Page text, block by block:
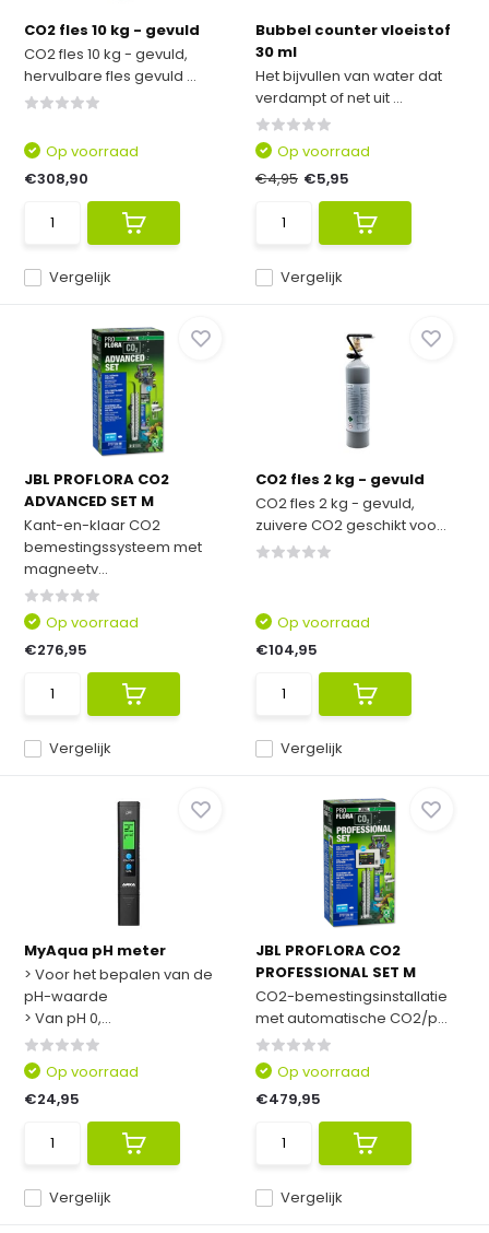
CO2 fles 10 kg - gevuld
CO2 fles 10 kg - gevuld,
hervulbare fles gevuld ...
Vergelijk
Op voorraad
€308,90
Bubbel counter vloeistof
30 ml
Het bijvullen van water dat
verdampt of net uit ...
Vergelijk
Op voorraad
€4,95 €5,95
JBL PROFLORA CO2
ADVANCED SET M
Kant-en-klaar CO2
bemestingssysteem met
magneetv...
Vergelijk
Op voorraad
€276,95
CO2 fles 2 kg - gevuld
CO2 fles 2 kg - gevuld,
zuivere CO2 geschikt voo...
Vergelijk
Op voorraad
€104,95
MyAqua pH meter
> Voor het bepalen van de
pH-waarde
> Van pH 0,...
Vergelijk
Op voorraad
€24,95
JBL PROFLORA CO2
PROFESSIONAL SET M
CO2-bemestingsinstallatie
met automatische CO2/p...
Vergelijk
Op voorraad
€479,95